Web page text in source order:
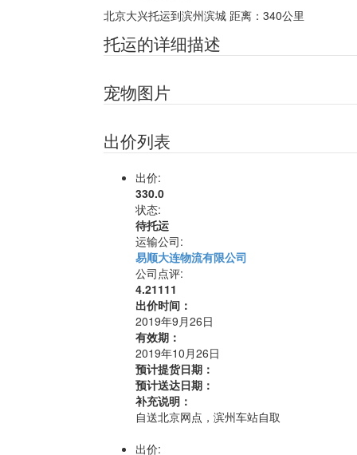
北京大兴托运到滨州滨城 距离：340公里
托运的详细描述
宠物图片
出价列表
出价:
330.0
状态:
待托运
运输公司:
易顺大连物流有限公司
公司点评:
4.21111
出价时间：
2019年9月26日
有效期：
2019年10月26日
预计提货日期：
预计送达日期：
补充说明：
自送北京网点，滨州车站自取
出价: